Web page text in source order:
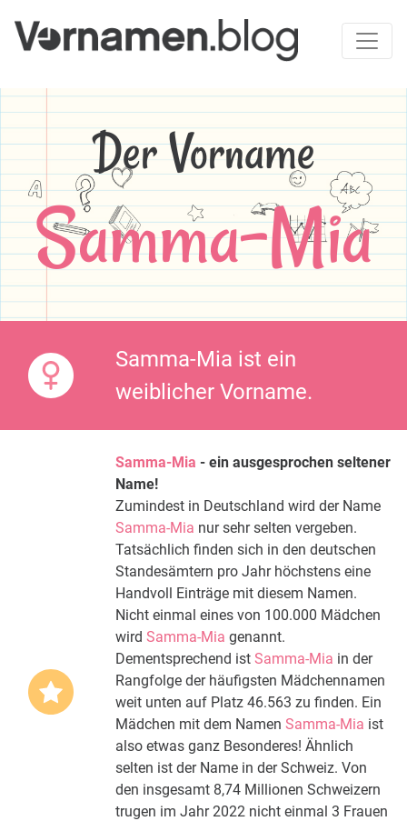
Der Vorname
Samma-Mia
Samma-Mia ist ein
weiblicher Vorname.
Samma-Mia - ein ausgesprochen seltener
Name!
Zumindest in Deutschland wird der Name
Samma-Mia nur sehr selten vergeben.
Tatsächlich finden sich in den deutschen
Standesämtern pro Jahr höchstens eine
Handvoll Einträge mit diesem Namen.
Nicht einmal eines von 100.000 Mädchen
wird Samma-Mia genannt.
Dementsprechend ist Samma-Mia in der
Rangfolge der häufigsten Mädchennamen
weit unten auf Platz 46.563 zu finden. Ein
Mädchen mit dem Namen Samma-Mia ist
also etwas ganz Besonderes! Ähnlich
selten ist der Name in der Schweiz. Von
den insgesamt 8,74 Millionen Schweizern
trugen im Jahr 2022 nicht einmal 3 Frauen